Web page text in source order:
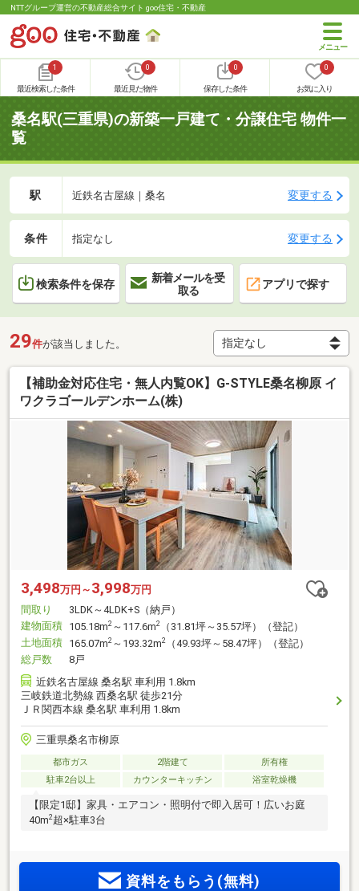
NTTグループ運営の不動産総合サイト goo住宅・不動産
1
最近検索した条件
0
最近見た物件
0
保存した条件
0
お気に入り
桑名駅(三重県)の新築一戸建て・分譲住宅 物件一
覧
駅 近鉄名古屋線｜桑名 変更する
条件 指定なし 変更する
検索条件を保存
新着メールを受
取る
アプリで探す
29件が該当しました。
【補助金対応住宅・無人内覧OK】G-STYLE桑名柳原 イ
ワクラゴールデンホーム(株)
3,498万円～ 3,998万円
間取り
3LDK～4LDK+S（納戸）
建物面積 105.18m2 ～117.6m2
（31.81坪～35.57坪）（登記）
土地面積 165.07m2 ～193.32m2
（49.93坪～58.47坪）（登記）
総戸数
8戸
近鉄名古屋線 桑名駅 車利用 1.8km
三岐鉄道北勢線 西桑名駅 徒歩21分
ＪＲ関西本線 桑名駅 車利用 1.8km
三重県桑名市柳原
都市ガス 2階建て
所有権
駐車2台以上
カウンターキッチン 浴室乾燥機
【限定1邸】家具・エアコン・照明付で即入居可！広いお庭
40m2超×駐車3台
資料をもらう(無料)